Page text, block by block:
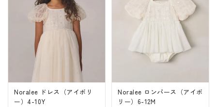
Noralee ドレス（アイボリ
ー）4-10Y
Noralee ロンパース（アイボ
リー）6-12M